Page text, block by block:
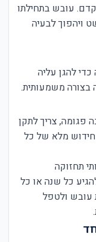
עובש בתחילתו
ויהפוך לבעיה
כדי להגן עליה
בצורה משמעותית.
צריך לתקן
מלא של כל
תחזוקה
כל שנה או כל
עובש ולטפל